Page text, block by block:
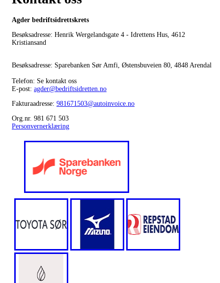
Agder bedriftsidrettskrets
Besøksadresse: Henrik Wergelandsgate 4 - Idrettens Hus, 4612
Kristiansand
Besøksadresse: Sparebanken Sør Amfi, Østensbuveien 80, 4848 Arendal
Telefon: Se kontakt oss
E-post: agder@bedriftsidretten.no
Fakturaadresse: 981671503@autoinvoice.no
Org.nr. 981 671 503
Personvernerklæring